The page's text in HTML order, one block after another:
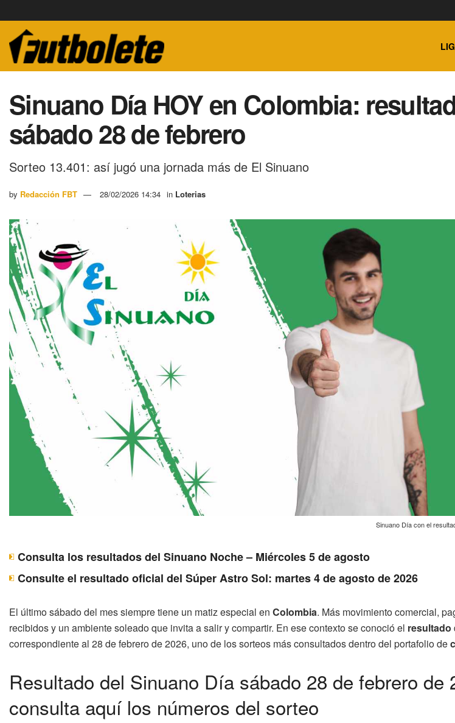
Sinuano Día HOY en Colombia:
sábado 28 de febrero
Sorteo 13.401: así jugó una jornada más de El Sinuano
by Redacción FBT 28/02/2026 14:34 in Loterias
Sinuano Día con el
Consulta los resultados del Sinuano Noche – Miércoles 5 de agosto
Consulte el resultado oficial del Súper Astro Sol: martes 4 de agosto de 2026
El último sábado del mes siempre tiene un matiz especial en Colombia. Más movimiento comercial,
recibidos y un ambiente soleado que invita a salir y compartir. En ese contexto se conoció el resultado
correspondiente al 28 de febrero de 2026, uno de los sorteos más consultados dentro del portafolio de
Resultado del Sinuano Día sábado 28 de febrero de
consulta aquí los números del sorteo